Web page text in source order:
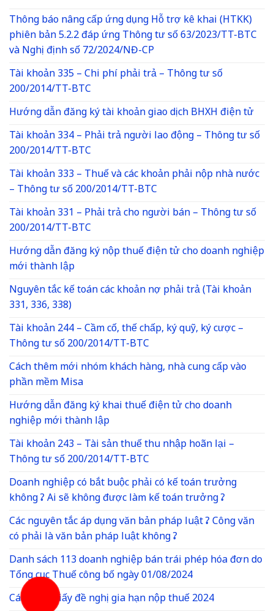
Thông báo nâng cấp ứng dụng Hỗ trợ kê khai (HTKK)
phiên bản 5.2.2 đáp ứng Thông tư số 63/2023/TT-BTC
và Nghị định số 72/2024/NĐ-CP
Tài khoản 335 – Chi phí phải trả – Thông tư số
200/2014/TT-BTC
Hướng dẫn đăng ký tài khoản giao dịch BHXH điện tử
Tài khoản 334 – Phải trả người lao động – Thông tư số
200/2014/TT-BTC
Tài khoản 333 – Thuế và các khoản phải nộp nhà nước
– Thông tư số 200/2014/TT-BTC
Tài khoản 331 – Phải trả cho người bán – Thông tư số
200/2014/TT-BTC
Hướng dẫn đăng ký nộp thuế điện tử cho doanh nghiệp
mới thành lập
Nguyên tắc kế toán các khoản nợ phải trả (Tài khoản
331, 336, 338)
Tài khoản 244 – Cầm cố, thế chấp, ký quỹ, ký cược –
Thông tư số 200/2014/TT-BTC
Cách thêm mới nhóm khách hàng, nhà cung cấp vào
phần mềm Misa
Hướng dẫn đăng ký khai thuế điện tử cho doanh
nghiệp mới thành lập
Tài khoản 243 – Tài sản thuế thu nhập hoãn lại –
Thông tư số 200/2014/TT-BTC
Doanh nghiệp có bắt buộc phải có kế toán trưởng
không ? Ai sẽ không được làm kế toán trưởng ?
Các nguyên tắc áp dụng văn bản pháp luật ? Công văn
có phải là văn bản pháp luật không ?
Danh sách 113 doanh nghiệp bán trái phép hóa đơn do
Tổng cục Thuế công bố ngày 01/08/2024
Cách làm giấy đề nghị gia hạn nộp thuế 2024